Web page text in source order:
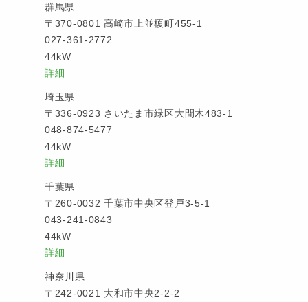
群馬県
〒370-0801 高崎市上並榎町455-1
027-361-2772
44kW
詳細
埼玉県
〒336-0923 さいたま市緑区大間木483-1
048-874-5477
44kW
詳細
千葉県
〒260-0032 千葉市中央区登戸3-5-1
043-241-0843
44kW
詳細
神奈川県
〒242-0021 大和市中央2-2-2